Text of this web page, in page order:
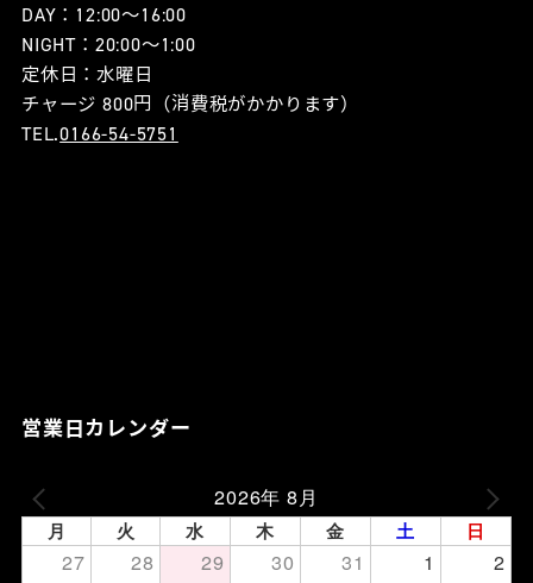
DAY：12:00〜16:00
NIGHT：20:00〜1:00
定休日：水曜日
チャージ 800円（消費税がかかります）
TEL.0166-54-5751
営業日カレンダー
2026年 8月
月 火 水 木 金 土 日
27 28 29 30 31 1
2